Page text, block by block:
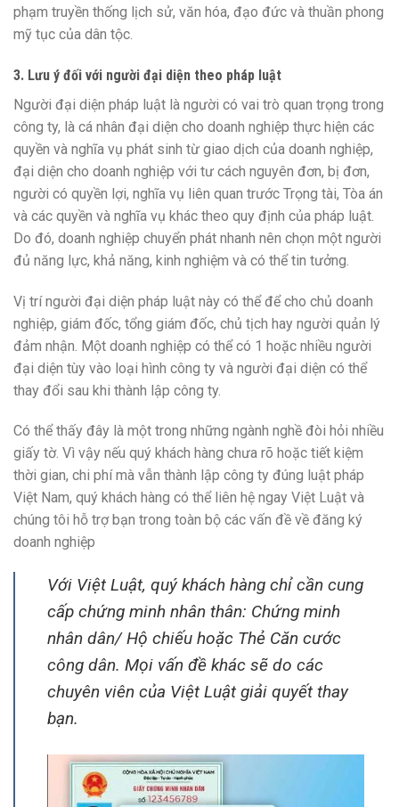
phạm truyền thống lịch sử, văn hóa, đạo đức và thuần phong
mỹ tục của dân tộc.
3. Lưu ý đối với người đại diện theo pháp luật
Người đại diện pháp luật là người có vai trò quan trọng trong
công ty, là cá nhân đại diện cho doanh nghiệp thực hiện các
quyền và nghĩa vụ phát sinh từ giao dịch của doanh nghiệp,
đại diện cho doanh nghiệp với tư cách nguyên đơn, bị đơn,
người có quyền lợi, nghĩa vụ liên quan trước Trọng tài, Tòa án
và các quyền và nghĩa vụ khác theo quy định của pháp luật.
Do đó, doanh nghiệp chuyển phát nhanh nên chọn một người
đủ năng lực, khả năng, kinh nghiệm và có thể tin tưởng.
Vị trí người đại diện pháp luật này có thể để cho chủ doanh
nghiệp, giám đốc, tổng giám đốc, chủ tịch hay người quản lý
đảm nhận. Một doanh nghiệp có thể có 1 hoặc nhiều người
đại diện tùy vào loại hình công ty và người đại diện có thể
thay đổi sau khi thành lập công ty.
Có thể thấy đây là một trong những ngành nghề đòi hỏi nhiều
giấy tờ. Vì vậy nếu quý khách hàng chưa rõ hoặc tiết kiệm
thời gian, chi phí mà vẫn thành lập công ty đúng luật pháp
Việt Nam, quý khách hàng có thể liên hệ ngay Việt Luật và
chúng tôi hỗ trợ bạn trong toàn bộ các vấn đề về đăng ký
doanh nghiệp
Với Việt Luật, quý khách hàng chỉ cần cung
cấp chứng minh nhân thân: Chứng minh
nhân dân/ Hộ chiếu hoặc Thẻ Căn cước
công dân. Mọi vấn đề khác sẽ do các
chuyên viên của Việt Luật giải quyết thay
bạn.